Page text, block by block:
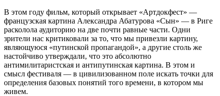
В этом году фильм, который открывает «Артдокфест» —
французская картина Александра Абатурова «Сын» — в Риге
расколола аудиторию на две почти равные части. Одни
зрители нас критиковали за то, что мы привезли картину,
являющуюся «путинской пропагандой», а другие столь же
настойчиво утверждали, что это абсолютно
антимилитаристская и антипутинская картина. В этом и
смысл фестиваля — в цивилизованном поле искать точки для
определения базовых понятий того времени, в котором мы
живем.